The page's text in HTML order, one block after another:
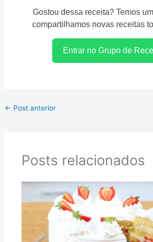
Gostou dessa receita? Temos
compartilhamos novas receitas
Entrar no Grupo de
← Post anterior
Posts relacionados